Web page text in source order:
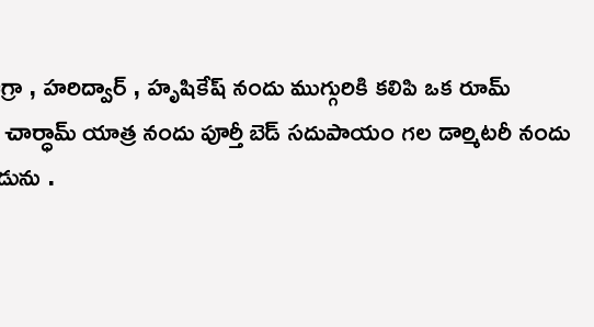
హరిద్వార్ , హృషికేష్ నందు ముగ్గురికి కలిపి ఒక రూమ్
యాత్ర నందు పూర్తీ బెడ్ సదుపాయం గల డార్మిటరీ నందు
.